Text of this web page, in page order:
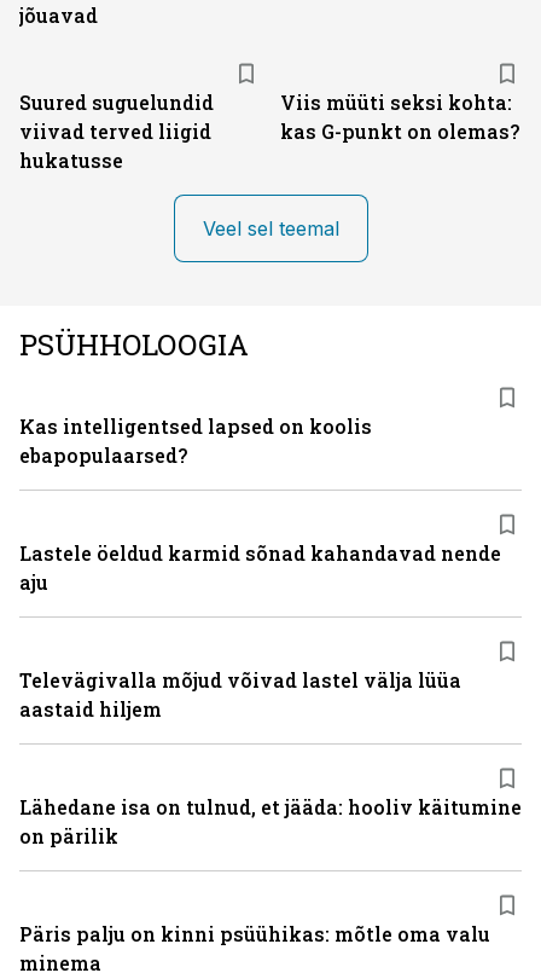
jõuavad
Suured suguelundid
viivad terved liigid
hukatusse
Viis müüti seksi kohta:
kas G-punkt on olemas?
Veel sel teemal
PSÜHHOLOOGIA
Kas intelligentsed lapsed on koolis
ebapopulaarsed?
Lastele öeldud karmid sõnad kahandavad nende
aju
Televägivalla mõjud võivad lastel välja lüüa
aastaid hiljem
Lähedane isa on tulnud, et jääda: hooliv käitumine
on pärilik
Päris palju on kinni psüühikas: mõtle oma valu
minema